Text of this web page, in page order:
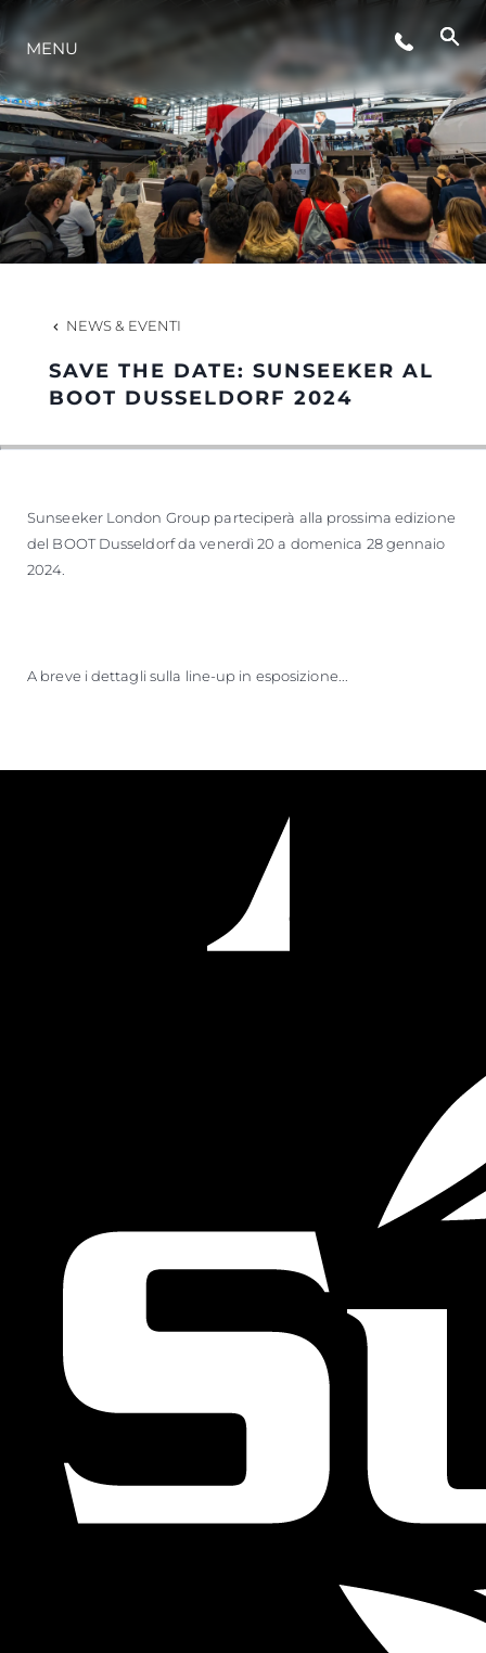
LIFESTYLE
INNOVAZIONE
L'AZIENDA
HERITAGE
MENU
NEWS & EVENTI
SAVE THE DATE: SUNSEEKER AL
BOOT DUSSELDORF 2024
Sunseeker London Group parteciperà alla prossima edizione
del BOOT Dusseldorf da venerdì 20 a domenica 28 gennaio
2024.
A breve i dettagli sulla line-up in esposizione...